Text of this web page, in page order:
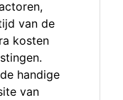
van de
kosten
handige
van